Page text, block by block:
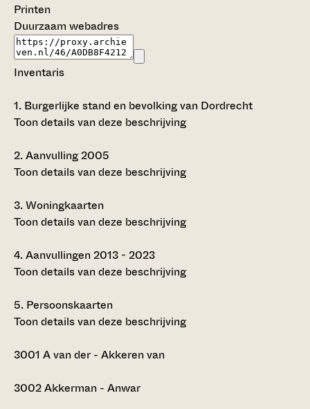
Printen
Duurzaam webadres
Inventaris
1. Burgerlijke stand en bevolking van Dordrecht
Toon details van deze beschrijving
2.Aanvulling 2005
Toon details van deze beschrijving
3.Woningkaarten
Toon details van deze beschrijving
4.Aanvullingen 2013 - 2023
Toon details van deze beschrijving
5. Persoonskaarten
Toon details van deze beschrijving
3001 A van der - Akkeren van
3002Akkerman - Anwar